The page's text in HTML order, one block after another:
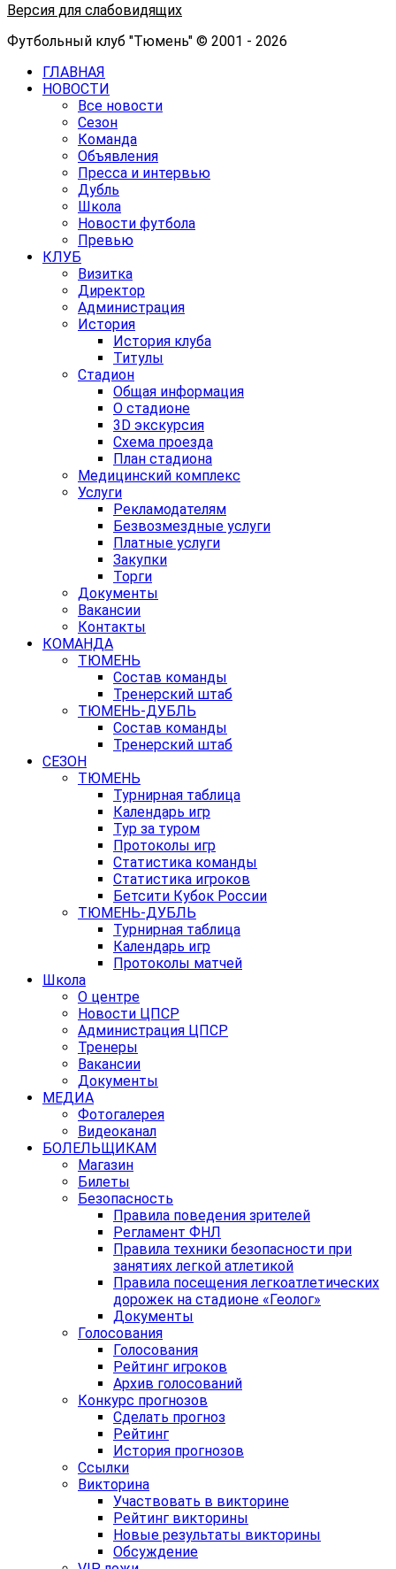
Версия для слабовидящих
Футбольный клуб "Тюмень" © 2001 - 2026
ГЛАВНАЯ
НОВОСТИ
Все новости
Сезон
Команда
Объявления
Пресса и интервью
Дубль
Школа
Новости футбола
Превью
КЛУБ
Визитка
Директор
Администрация
История
История клуба
Титулы
Стадион
Общая информация
О стадионе
3D экскурсия
Схема проезда
План стадиона
Медицинский комплекс
Услуги
Рекламодателям
Безвозмездные услуги
Платные услуги
Закупки
Торги
Документы
Вакансии
Контакты
КОМАНДА
ТЮМЕНЬ
Состав команды
Тренерский штаб
ТЮМЕНЬ-ДУБЛЬ
Состав команды
Тренерский штаб
СЕЗОН
ТЮМЕНЬ
Турнирная таблица
Календарь игр
Тур за туром
Протоколы игр
Статистика команды
Статистика игроков
Бетсити Кубок России
ТЮМЕНЬ-ДУБЛЬ
Турнирная таблица
Календарь игр
Протоколы матчей
Школа
О центре
Новости ЦПСР
Администрация ЦПСР
Тренеры
Вакансии
Документы
МЕДИА
Фотогалерея
Видеоканал
БОЛЕЛЬЩИКАМ
Магазин
Билеты
Безопасность
Правила поведения зрителей
Регламент ФНЛ
Правила техники безопасности при
занятиях легкой атлетикой
Правила посещения легкоатлетических
дорожек на стадионе «Геолог»
Документы
Голосования
Голосования
Рейтинг игроков
Архив голосований
Конкурс прогнозов
Сделать прогноз
Рейтинг
История прогнозов
Ссылки
Викторина
Участвовать в викторине
Рейтинг викторины
Новые результаты викторины
Обсуждение